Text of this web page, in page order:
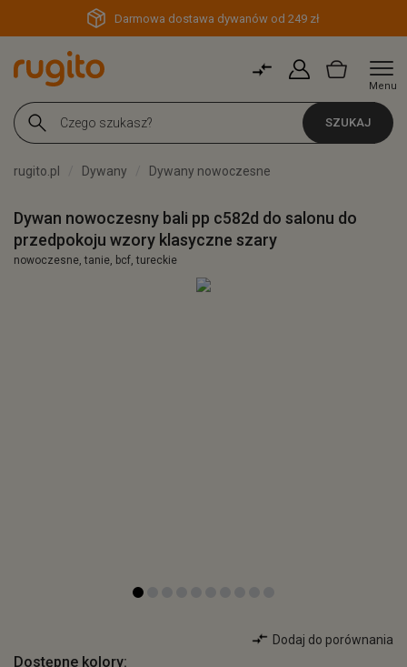
Darmowa dostawa dywanów od 249 zł
Menu
SZUKAJ
rugito.pl Dywany Dywany nowoczesne
Dywan nowoczesny bali pp c582d do salonu do
przedpokoju wzory klasyczne szary
nowoczesne, tanie, bcf, tureckie
Dodaj do porównania
Dostępne kolory: